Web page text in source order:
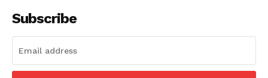
Subscribe